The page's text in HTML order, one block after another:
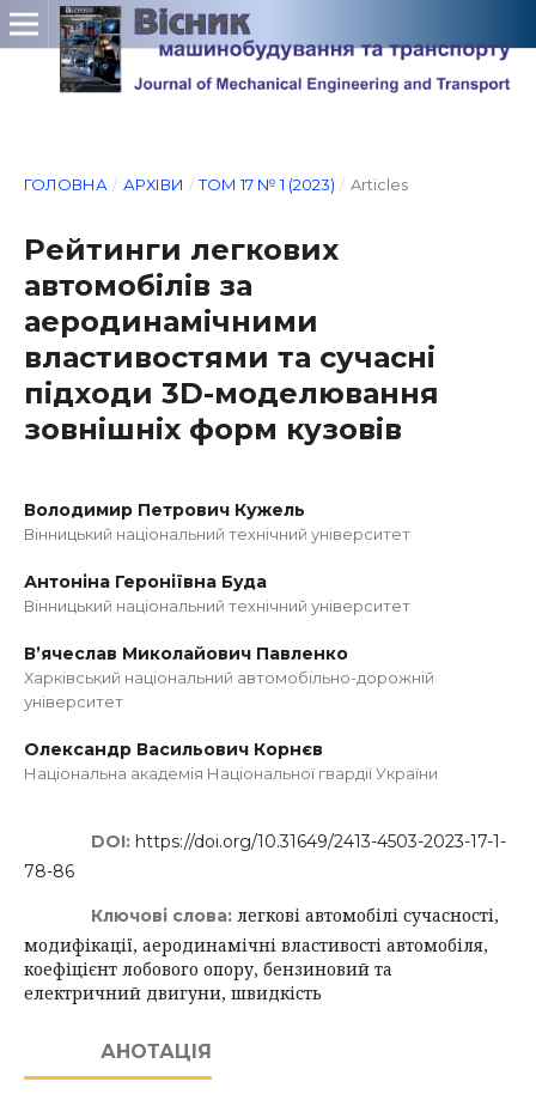
ГОЛОВНА / АРХІВИ / ТОМ 17 № 1 (2023) / Articles
Рейтинги легкових
автомобілів за
аеродинамічними
властивостями та сучасні
підходи 3D-моделювання
зовнішніх форм кузовів
Володимир Петрович Кужель
Вінницький національний технічний університет
Антоніна Героніївна Буда
Вінницький національний технічний університет
В’ячеслав Миколайович Павленко
Харківський національний автомобільно-дорожній
університет
Олександр Васильович Корнєв
Національна академія Національної гвардії України
DOI: https://doi.org/10.31649/2413-4503-2023-17-1-
78-86
Ключові слова: легкові автомобілі сучасності,
модифікації, аеродинамічні властивості автомобіля,
коефіцієнт лобового опору, бензиновий та
електричний двигуни, швидкість
АНОТАЦІЯ